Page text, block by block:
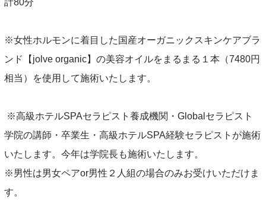
計80分
※女性ホルモンに着目した国産オーガニックスキンケアブラ
ンド【jolve organic】の美容オイルをまるまる１本（7480円
相当）を使用して施術いたします。
※高級ホテルSPAセラピスト養成機関・Globalセラピスト
学院の講師・卒業生・高級ホテルSPA経験セラピストが施術
いたします。今年は学院長も施術いたします。
※男性は男女ペアor男性２人組の場合のみお受けいただけま
す。